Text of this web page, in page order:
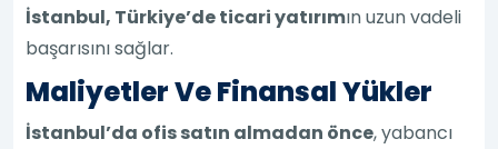
İstanbul, Türkiye’de ticari yatırımın uzun vadeli
başarısını sağlar.
Maliyetler Ve Finansal Yükler
İstanbul’da ofis satın almadan önce, yabancı